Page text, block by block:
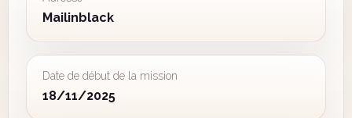
Mailinblack
Date de début de la mission
18/11/2025